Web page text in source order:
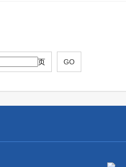
页 GO